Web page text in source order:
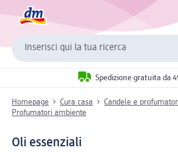
Inserisci qui la tua ricerca
Spedizione gratuita da
Homepage Cura casa
Candele e
Profumatori ambiente
Oli essenziali